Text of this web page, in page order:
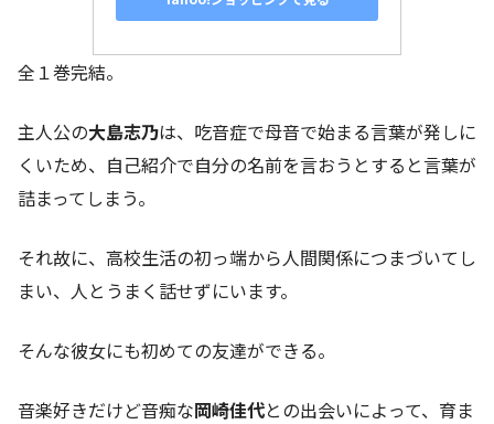
全１巻完結。
主人公の大島志乃は、吃音症で母音で始まる言葉が発しに
くいため、自己紹介で自分の名前を言おうとすると言葉が
詰まってしまう。
それ故に、高校生活の初っ端から人間関係につまづいてし
まい、人とうまく話せずにいます。
そんな彼女にも初めての友達ができる。
音楽好きだけど音痴な岡崎佳代との出会いによって、育ま